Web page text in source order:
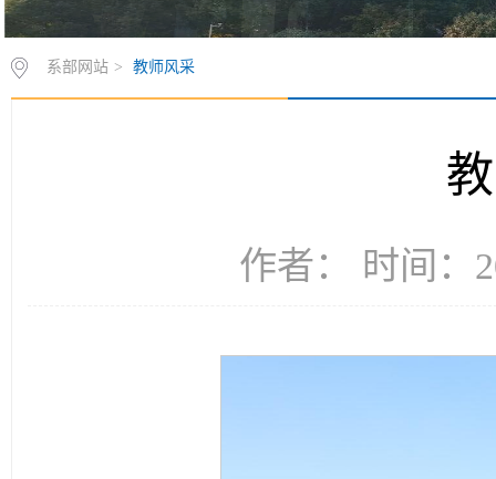
系部网站 > 教师风采
作者： 时间：